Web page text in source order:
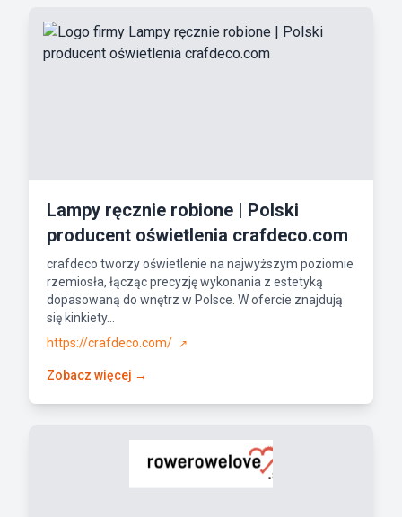
Lampy ręcznie robione | Polski
producent oświetlenia crafdeco.com
crafdeco tworzy oświetlenie na najwyższym poziomie
rzemiosła, łącząc precyzję wykonania z estetyką
dopasowaną do wnętrz w Polsce. W ofercie znajdują
się kinkiety...
https://crafdeco.com/
↗
Zobacz więcej →